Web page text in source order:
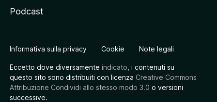
Podcast
Informativa sulla privacy Cookie Note legali
Eccetto dove diversamente indicato , i contenuti su
questo sito sono distribuiti con licenza Creative Commons
Attribuzione Condividi allo stesso modo 3.0 o versioni
successive.